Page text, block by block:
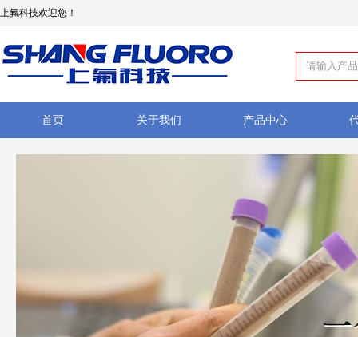
上氟科技欢迎您！
首页 关于我们 产品中心
如何订购